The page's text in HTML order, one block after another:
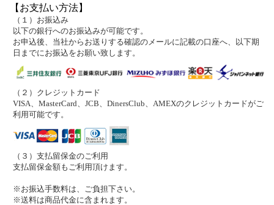
【お支払い方法】
（１）お振込み
以下の銀行へのお振込みが可能です。
お申込後、当社からお送りする確認のメールに記載の口座へ、以下期
日までにお振込をお願い致します。
（２）クレジットカード
VISA、MasterCard、JCB、DinersClub、AMEXのクレジットカードがご
利用可能です。
（３）支払留保金のご利用
支払留保金額もご利用頂けます。
※お振込手数料は、ご負担下さい。
※送料は商品代金に含まれます。